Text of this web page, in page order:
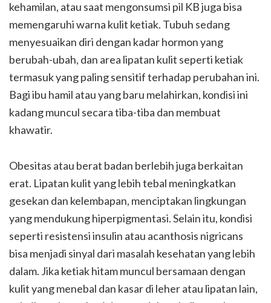
kehamilan, atau saat mengonsumsi pil KB juga bisa
memengaruhi warna kulit ketiak. Tubuh sedang
menyesuaikan diri dengan kadar hormon yang
berubah-ubah, dan area lipatan kulit seperti ketiak
termasuk yang paling sensitif terhadap perubahan ini.
Bagi ibu hamil atau yang baru melahirkan, kondisi ini
kadang muncul secara tiba-tiba dan membuat
khawatir.
Obesitas atau berat badan berlebih juga berkaitan
erat. Lipatan kulit yang lebih tebal meningkatkan
gesekan dan kelembapan, menciptakan lingkungan
yang mendukung hiperpigmentasi. Selain itu, kondisi
seperti resistensi insulin atau acanthosis nigricans
bisa menjadi sinyal dari masalah kesehatan yang lebih
dalam. Jika ketiak hitam muncul bersamaan dengan
kulit yang menebal dan kasar di leher atau lipatan lain,